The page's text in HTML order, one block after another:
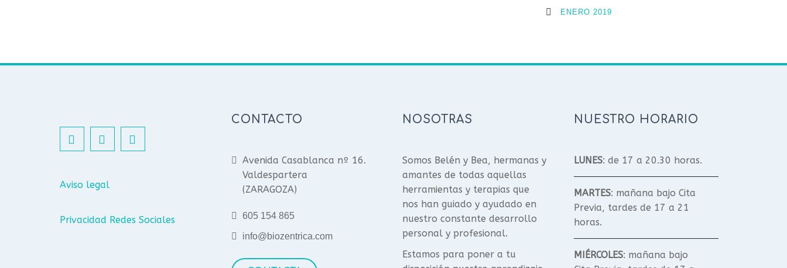
ENERO 2019
Aviso legal
Privacidad Redes Sociales
CONTACTO
Avenida Casablanca nº 16.
Valdespartera
(ZARAGOZA)
605 154 865
info@biozentrica.com
NOSOTRAS
Somos Belén y Bea, hermanas y
amantes de todas aquellas
herramientas y terapias que
nos han guiado y ayudado en
nuestro constante desarrollo
personal y profesional.
Estamos para poner a tu
NUESTRO HORARIO
LUNES: de 17 a 20.30 horas.
MARTES: mañana bajo Cita
Previa, tardes de 17 a 21
horas.
MIÉRCOLES: mañana bajo